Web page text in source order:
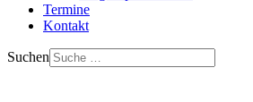
Termine
Kontakt
Suchen